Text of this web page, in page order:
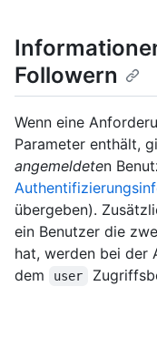
Followern
Wenn eine
Parameter enthält,
angemeldeten
übergeben).
ein Benutzer die
hat, werden bei der
dem
user